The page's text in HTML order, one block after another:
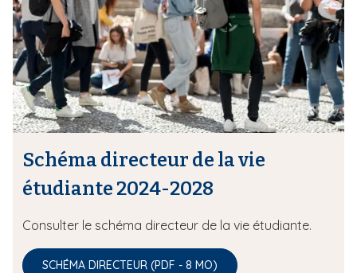
Schéma directeur de la vie
étudiante 2024-2028
Consulter le schéma directeur de la vie étudiante.
SCHÉMA DIRECTEUR (PDF - 8 MO)